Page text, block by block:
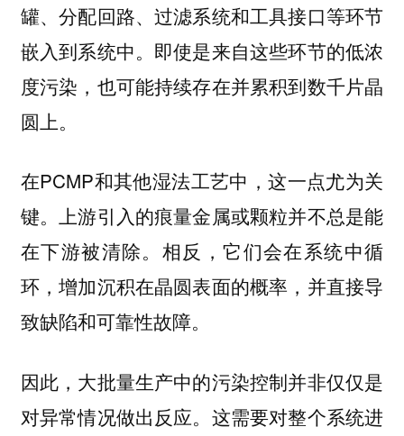
罐、分配回路、过滤系统和工具接口等环节
嵌入到系统中。即使是来自这些环节的低浓
度污染，也可能持续存在并累积到数千片晶
圆上。
在PCMP和其他湿法工艺中，这一点尤为关
键。上游引入的痕量金属或颗粒并不总是能
在下游被清除。相反，它们会在系统中循
环，增加沉积在晶圆表面的概率，并直接导
致缺陷和可靠性故障。
因此，大批量生产中的污染控制并非仅仅是
对异常情况做出反应。这需要对整个系统进